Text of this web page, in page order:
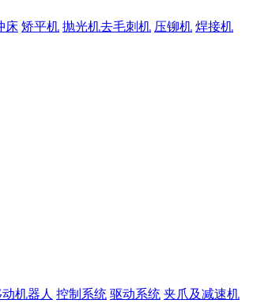
床 矫平机 抛光机去毛刺机 压铆机 焊接机
机器人 控制系统 驱动系统 夹爪及减速机